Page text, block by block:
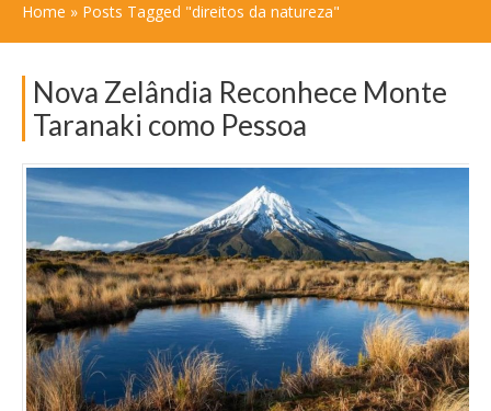
Home » Posts Tagged "direitos da natureza"
Nova Zelândia Reconhece Monte
Taranaki como Pessoa